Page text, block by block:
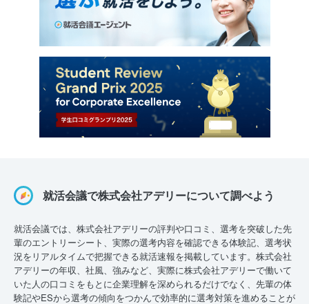
就活会議で株式会社アデリーについて調べよう
就活会議では、株式会社アデリーの評判や口コミ、選考を突破した先
輩のエントリーシート、実際の選考内容を確認できる体験記、選考状
況をリアルタイムで把握できる就活速報を掲載しています。株式会社
アデリーの年収、社風、強みなど、実際に株式会社アデリーで働いて
いた人の口コミをもとに企業理解を深められるだけでなく、先輩の体
験記やESから選考の傾向をつかんで効率的に選考対策を進めることが